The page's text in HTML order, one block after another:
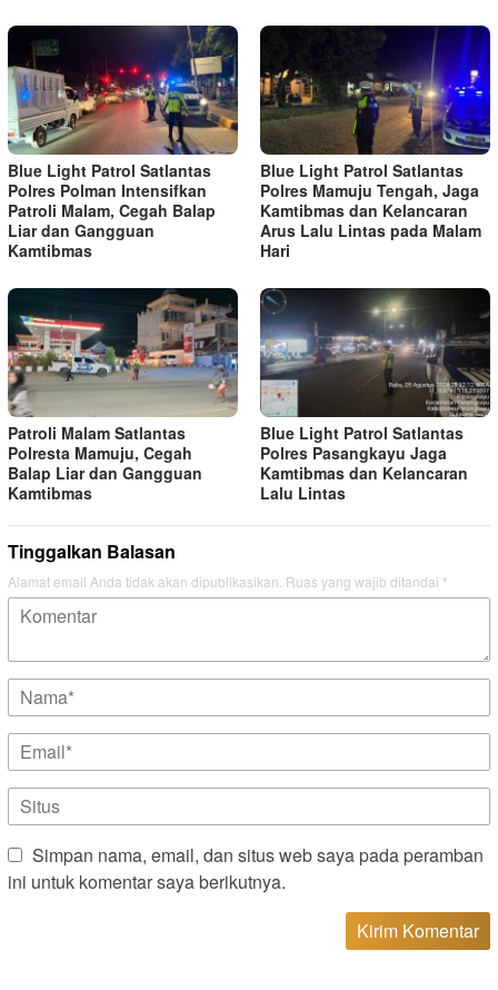
Blue Light Patrol Satlantas
Polres Polman Intensifkan
Patroli Malam, Cegah Balap
Liar dan Gangguan
Kamtibmas
Blue Light Patrol Satlantas
Polres Mamuju Tengah, Jaga
Kamtibmas dan Kelancaran
Arus Lalu Lintas pada Malam
Hari
Patroli Malam Satlantas
Polresta Mamuju, Cegah
Balap Liar dan Gangguan
Kamtibmas
Blue Light Patrol Satlantas
Polres Pasangkayu Jaga
Kamtibmas dan Kelancaran
Lalu Lintas
Tinggalkan Balasan
Alamat email Anda tidak akan dipublikasikan. Ruas yang wajib ditandai *
Simpan nama, email, dan situs web saya pada peramban
ini untuk komentar saya berikutnya.